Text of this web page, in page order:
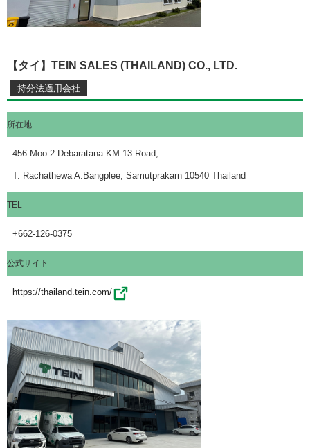
【タイ】TEIN SALES (THAILAND) CO., LTD.
所在地
456 Moo 2 Debaratana KM 13 Road,
T. Rachathewa A.Bangplee, Samutprakarn 10540 Thailand
TEL
+662-126-0375
公式サイト
https://thailand.tein.com/